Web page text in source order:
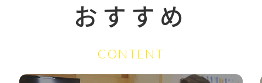
おすすめ
CONTENT